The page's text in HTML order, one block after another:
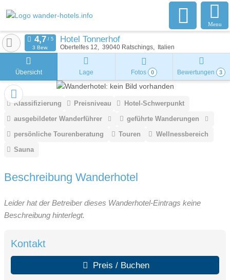
Menu
Hotel Tonnerhof
Obertelfes 12 39040 Ratschings Italien
3 Bew.
Übersicht Lage Fotos 0 Bewertungen 3
Klassifizierung Preisniveau
Hotel-Schwerpunkt
ausgebildeter Wanderführer
geführte Wanderungen
persönliche Tourenberatung
Touren
Wellnessbereich
Sauna
Beschreibung Wanderhotel
Leider hat der Betreiber dieses Wanderhotel-Eintrags keine
Beschreibung hinterlegt.
Kontakt
Preis / Buchen